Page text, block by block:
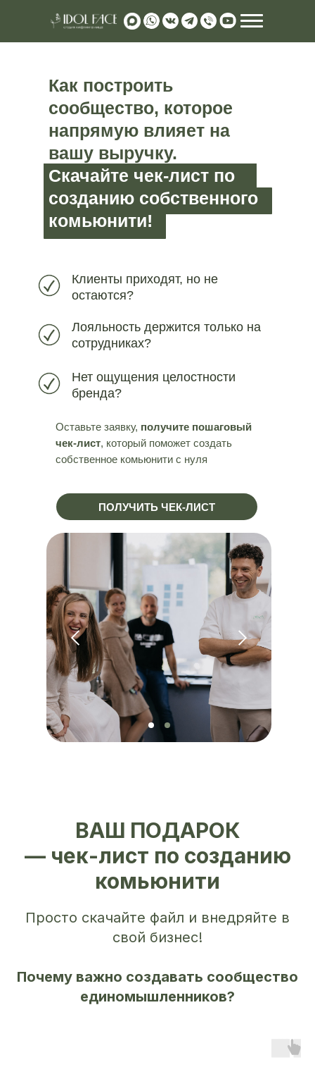
Как построить
сообщество, которое
напрямую влияет на
вашу выручку.
Скачайте чек-лист по
созданию собственного
комьюнити!
Клиенты приходят, но не
остаются?
Лояльность держится только на
сотрудниках?
Нет ощущения целостности
бренда?
ПОЛУЧИТЬ ЧЕК-ЛИСТ
Оставьте заявку, получите пошаговый
чек-лист, который поможет создать
собственное комьюнити с нуля
ВАШ ПОДАРОК
— чек-лист по созданию
комьюнити
Просто скачайте файл и внедряйте в
свой бизнес!
Почему важно создавать сообщество
единомышленников?